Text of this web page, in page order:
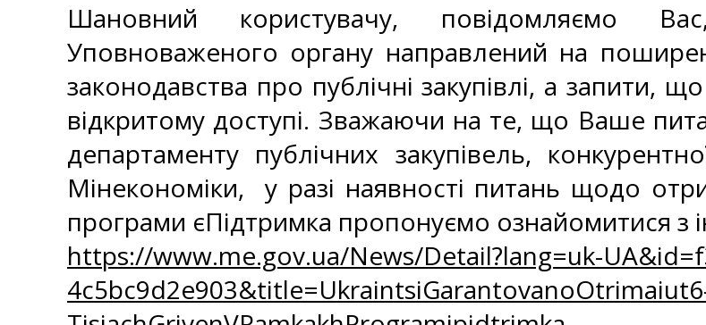
Шановний користувачу, повідомляємо
Уповноваженого органу направлений на
законодавства про публічні закупівлі, а запити,
відкритому доступі. Зважаючи на те, що Ваше
департаменту публічних закупівель,
Мінекономіки, у разі наявності питань щодо
програми єПідтримка пропонуємо ознайомитися з
https://www.me.gov.ua/News/Detail?lang=uk-